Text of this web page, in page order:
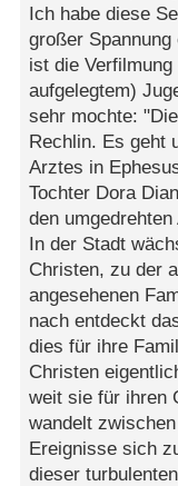
Ich habe diese
großer
ist die
aufgelegtem)
sehr mochte:
Rechlin. Es geht
Arztes in
Tochter Dora
den
In der Stadt
Christen, zu der
angesehenen
nach entdeckt
dies für ihre
Christen
weit sie für ihren
wandelt
Ereignisse sich
dieser